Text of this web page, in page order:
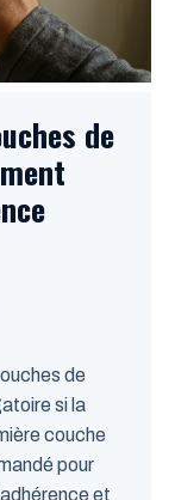
de
de
si la
couche
pour
et